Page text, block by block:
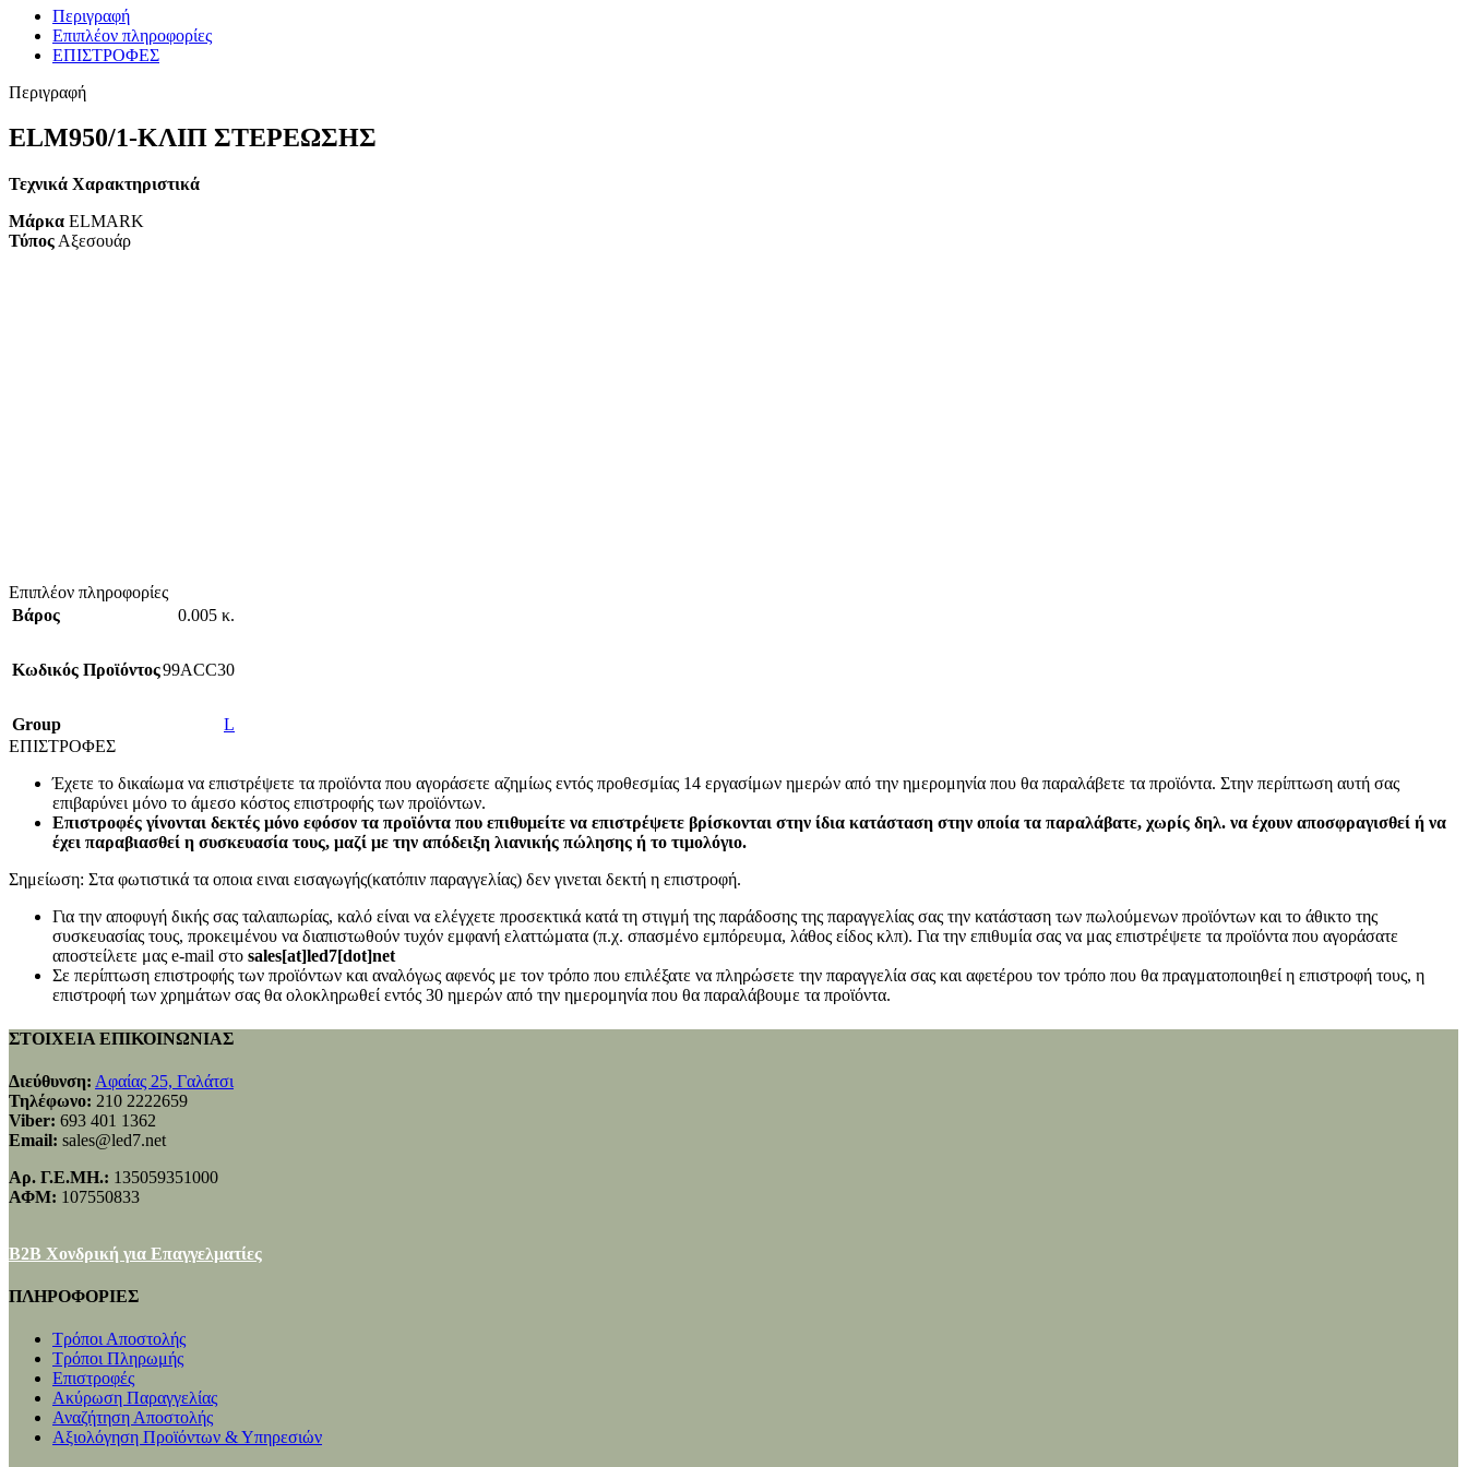
Περιγραφή
Επιπλέον πληροφορίες
ΕΠΙΣΤΡΟΦΕΣ
Περιγραφή
ELM950/1-ΚΛΙΠ ΣΤΕΡΕΩΣΗΣ
Τεχνικά Χαρακτηριστικά
Μάρκα ELMARK
Τύπος Αξεσουάρ
Επιπλέον πληροφορίες
Βάρος
0.005 κ.
Κωδικός Προϊόντος99ACC30
Group
L
ΕΠΙΣΤΡΟΦΕΣ
Έχετε το δικαίωμα να επιστρέψετε τα προϊόντα που αγοράσετε αζημίως εντός προθεσμίας 14 εργασίμων ημερών από την ημερομηνία που θα παραλάβετε τα προϊόντα. Στην περίπτωση αυτή σας
επιβαρύνει μόνο το άμεσο κόστος επιστροφής των προϊόντων.
Επιστροφές γίνονται δεκτές μόνο εφόσον τα προϊόντα που επιθυμείτε να επιστρέψετε βρίσκονται στην ίδια κατάσταση στην οποία τα παραλάβατε, χωρίς δηλ. να έχουν αποσφραγισθεί ή να
έχει παραβιασθεί η συσκευασία τους, μαζί με την απόδειξη λιανικής πώλησης ή το τιμολόγιο.
Σημείωση: Στα φωτιστικά τα οποια ειναι εισαγωγής(κατόπιν παραγγελίας) δεν γινεται δεκτή η επιστροφή.
Για την αποφυγή δικής σας ταλαιπωρίας, καλό είναι να ελέγχετε προσεκτικά κατά τη στιγμή της παράδοσης της παραγγελίας σας την κατάσταση των πωλούμενων προϊόντων και το άθικτο της
συσκευασίας τους, προκειμένου να διαπιστωθούν τυχόν εμφανή ελαττώματα (π.χ. σπασμένο εμπόρευμα, λάθος είδος κλπ). Για την επιθυμία σας να μας επιστρέψετε τα προϊόντα που αγοράσατε
αποστείλετε μας e-mail στο sales[at]led7[dot]net
Σε περίπτωση επιστροφής των προϊόντων και αναλόγως αφενός με τον τρόπο που επιλέξατε να πληρώσετε την παραγγελία σας και αφετέρου τον τρόπο που θα πραγματοποιηθεί η επιστροφή τους, η
επιστροφή των χρημάτων σας θα ολοκληρωθεί εντός 30 ημερών από την ημερομηνία που θα παραλάβουμε τα προϊόντα.
ΣΤΟΙΧΕΙΑ ΕΠΙΚΟΙΝΩΝΙΑΣ
Διεύθυνση: Αφαίας 25, Γαλάτσι
Τηλέφωνο: 210 2222659
Viber: 693 401 1362
Email: sales@led7.net
Αρ. Γ.Ε.ΜΗ.: 135059351000
ΑΦΜ: 107550833
B2B Χονδρική για Επαγγελματίες
ΠΛΗΡΟΦΟΡΙΕΣ
Τρόποι Αποστολής
Τρόποι Πληρωμής
Επιστροφές
Ακύρωση Παραγγελίας
Αναζήτηση Αποστολής
Αξιολόγηση Προϊόντων & Υπηρεσιών